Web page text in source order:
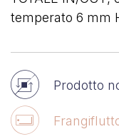
temperato 6 mm
Prodotto